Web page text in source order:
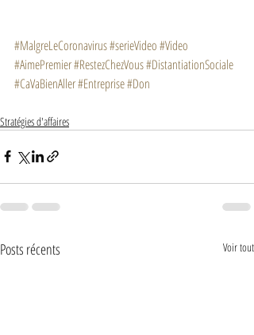
#MalgreLeCoronavirus#serieVideo#Video
#AimePremier#RestezChezVous#DistantiationSociale
#CaVaBienAller#Entreprise#Don
Stratégies d'affaires
Posts récents Voir tout